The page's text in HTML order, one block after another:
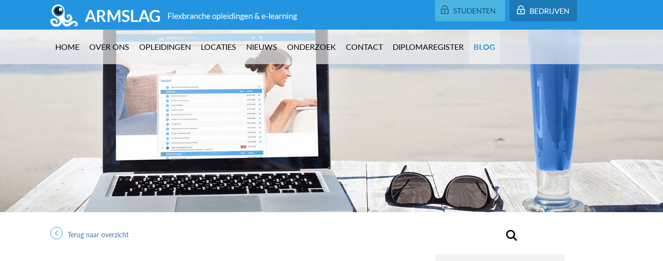
HOME OVER ONS OPLEIDINGEN LOCATIES NIEUWS ONDERZOEK CONTACT DIPLOMAREGISTER BLOG
Terug naar overzicht